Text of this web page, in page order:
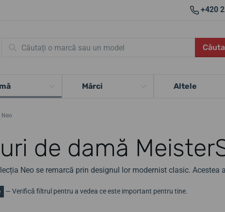
+420
Mărci Altele
Neo
de damă
Neo se remarcă prin designul lor modernist clasic.
— Verifică filtrul pentru a vedea ce este important pentru tine.